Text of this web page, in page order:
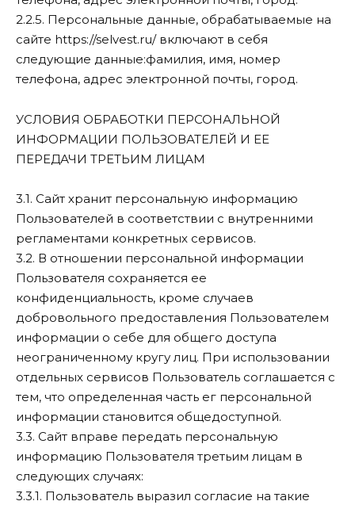
2.2.5. Персональные данные, обрабатываемые на
сайте https://selvest.ru/ включают в себя
следующие данные:фамилия, имя, номер
телефона, адрес электронной почты, город.
УСЛОВИЯ ОБРАБОТКИ ПЕРСОНАЛЬНОЙ
ИНФОРМАЦИИ ПОЛЬЗОВАТЕЛЕЙ И ЕЕ
ПЕРЕДАЧИ ТРЕТЬИМ ЛИЦАМ
3.1. Сайт хранит персональную информацию
Пользователей в соответствии с внутренними
регламентами конкретных сервисов.
3.2. В отношении персональной информации
Пользователя сохраняется ее
конфиденциальность, кроме случаев
добровольного предоставления Пользователем
информации о себе для общего доступа
неограниченному кругу лиц. При использовании
отдельных сервисов Пользователь соглашается с
тем, что определенная часть ег персональной
информации становится общедоступной.
3.3. Сайт вправе передать персональную
информацию Пользователя третьим лицам в
следующих случаях:
3.3.1. Пользователь выразил согласие на такие